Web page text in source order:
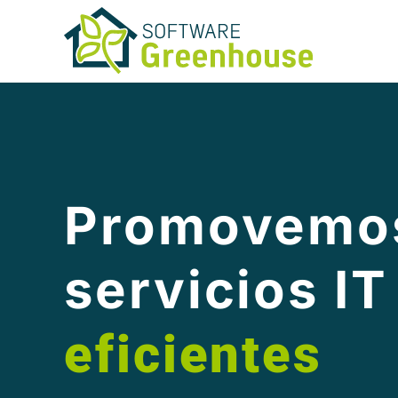
servicios IT
eficientes